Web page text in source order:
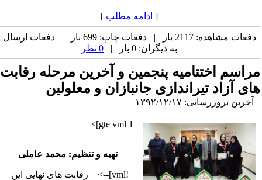
[ ادامه مطلب ]
دفعات مشاهده: 2117 بار | دفعات چاپ: 699 بار | دفعات ارسال
به دیگران: 0 بار |
0 نظر
مراسم اختتامیه پنجمین و آخرین مرحله رقابت
های آزاد تیراندازی جانبازان و معلولین
| آخرین بروزرسانی: ۱۳۹۲/۱۲/۱۷ |
تهیه و تنظیم: محمد عاملی
!vml]--> رقابت های نهایی این